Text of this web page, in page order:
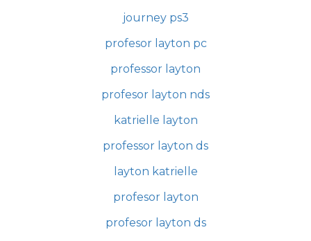
journey ps3
profesor layton pc
professor layton
profesor layton nds
katrielle layton
professor layton ds
layton katrielle
profesor layton
profesor layton ds